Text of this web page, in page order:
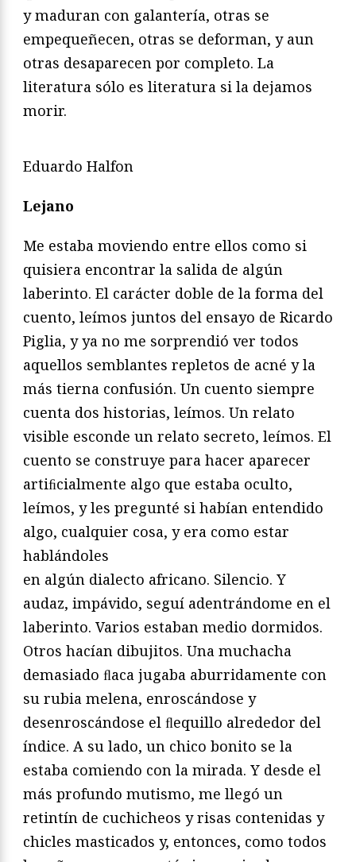
y maduran con galantería, otras se
empequeñecen, otras se deforman, y aun
otras desaparecen por completo. La
literatura sólo es literatura si la dejamos
morir.
Eduardo Halfon
Lejano
Me estaba moviendo entre ellos como si
quisiera encontrar la salida de algún
laberinto. El carácter doble de la forma del
cuento, leímos juntos del ensayo de Ricardo
Piglia, y ya no me sorprendió ver todos
aquellos semblantes repletos de acné y la
más tierna confusión. Un cuento siempre
cuenta dos historias, leímos. Un relato
visible esconde un relato secreto, leímos. El
cuento se construye para hacer aparecer
artiﬁcialmente algo que estaba oculto,
leímos, y les pregunté si habían entendido
algo, cualquier cosa, y era como estar
hablándoles
en algún dialecto africano. Silencio. Y
audaz, impávido, seguí adentrándome en el
laberinto. Varios estaban medio dormidos.
Otros hacían dibujitos. Una muchacha
demasiado ﬂaca jugaba aburridamente con
su rubia melena, enroscándose y
desenroscándose el ﬂequillo alrededor del
índice. A su lado, un chico bonito se la
estaba comiendo con la mirada. Y desde el
más profundo mutismo, me llegó un
retintín de cuchicheos y risas contenidas y
chicles masticados y, entonces, como todos